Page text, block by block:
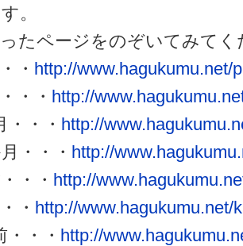
。
たページをのぞいてみてく
・ http://www.hagukumu.net/
・・ http://
・・ http://
・・・ http://
・・ http://
・ http://www.hagukumu.net/
・・ http://